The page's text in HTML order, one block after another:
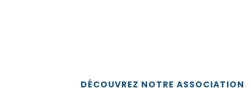
DÉCOUVREZ NOTRE ASSOCIATION